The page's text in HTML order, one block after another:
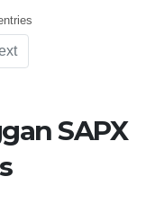
SAPX